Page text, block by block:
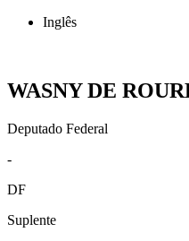
Inglês
WASNY DE
Deputado Federal
-
DF
Suplente